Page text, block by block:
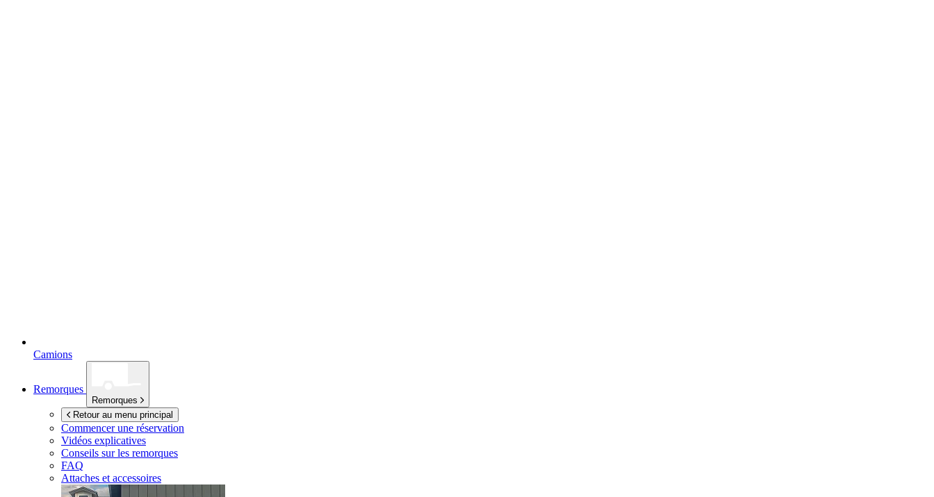
Camions
Remorques
Remorques
Retour au menu principal
Commencer une réservation
Vidéos explicatives
Conseils sur les remorques
FAQ
Attaches et accessoires